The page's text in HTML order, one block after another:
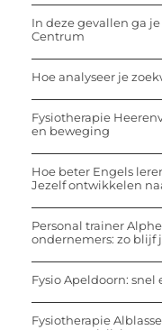
In deze gevallen ga
Centrum
Hoe analyseer je
Fysiotherapie
en beweging
Hoe beter Engels
Jezelf ontwikkelen
Personal trainer
ondernemers: zo blijf
Fysio Apeldoorn:
Fysiotherapie